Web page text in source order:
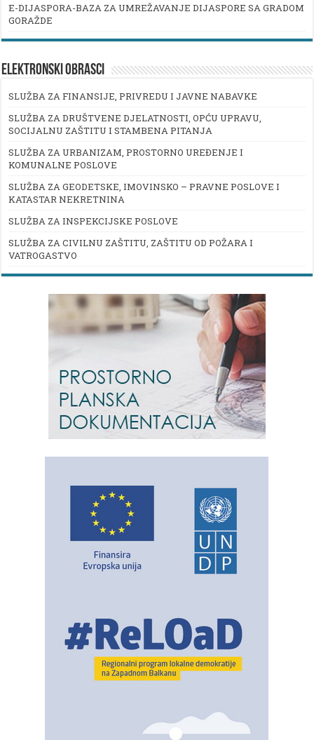
E-DIJASPORA-BAZA ZA UMREŽAVANJE DIJASPORE SA GRADOM
GORAŽDE
ELEKTRONSKI OBRASCI
SLUŽBA ZA FINANSIJE, PRIVREDU I JAVNE NABAVKE
SLUŽBA ZA DRUŠTVENE DJELATNOSTI, OPĆU UPRAVU,
SOCIJALNU ZAŠTITU I STAMBENA PITANJA
SLUŽBA ZA URBANIZAM, PROSTORNO UREĐENJE I
KOMUNALNE POSLOVE
SLUŽBA ZA GEODETSKE, IMOVINSKO – PRAVNE POSLOVE I
KATASTAR NEKRETNINA
SLUŽBA ZA INSPEKCIJSKE POSLOVE
SLUŽBA ZA CIVILNU ZAŠTITU, ZAŠTITU OD POŽARA I
VATROGASTVO